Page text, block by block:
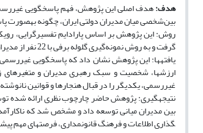
هدف:
بین‌شخصی میان مدیران دولتی ایران، چگونه به‎صورت پاسخ‏گویی غیررسمی آشکار می‎شوند؟
روش: این پژوهش بر اساس پارادایم تفسیرگرایی،
گرفت و به روش نمونه‌گیری گلوله ‌برفی با 22 نفر از مدیران دولتی مصاحبه‌های عمیق برگزار شد. داده‏ها با استفاده از روش تحلیل محتوای کیفی در نرم‎افزار مکس‏کیودا تحلیل شده‎اند.
غیررسمی، یکدیگر را در قبال هنجارها و قوانین
گذاری اطلاعات و فرهنگ قانون‎مداری، فرصت­های مهم پیش­روی مدیران دولتی در پاسخ‏گویی غیررسمی هستند.